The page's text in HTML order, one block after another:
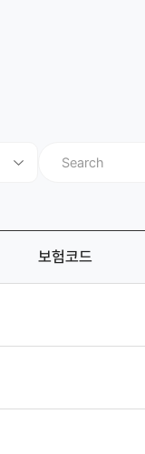
보험코드